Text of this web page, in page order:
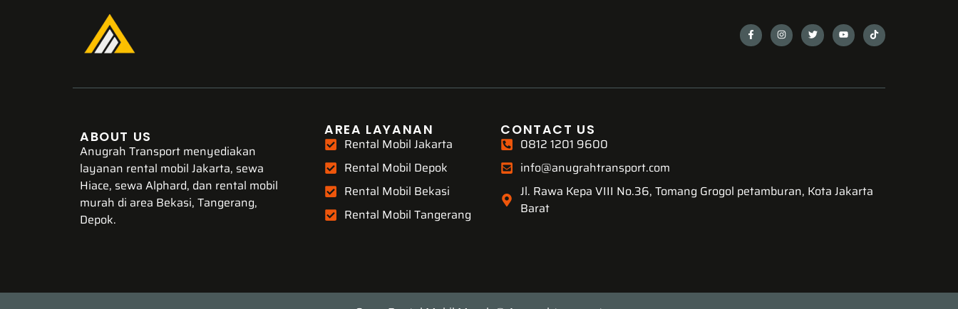
ABOUT US
Anugrah Transport menyediakan
layanan rental mobil Jakarta, sewa
Hiace, sewa Alphard, dan rental mobil
murah di area Bekasi, Tangerang,
Depok.
AREA LAYANAN
Rental Mobil Jakarta
Rental Mobil Depok
Rental Mobil Bekasi
Rental Mobil Tangerang
CONTACT US
0812 1201 9600
info@anugrahtransport.com
Jl. Rawa Kepa VIII No.36, Tomang Grogol petamburan, Kota Jakarta
Barat